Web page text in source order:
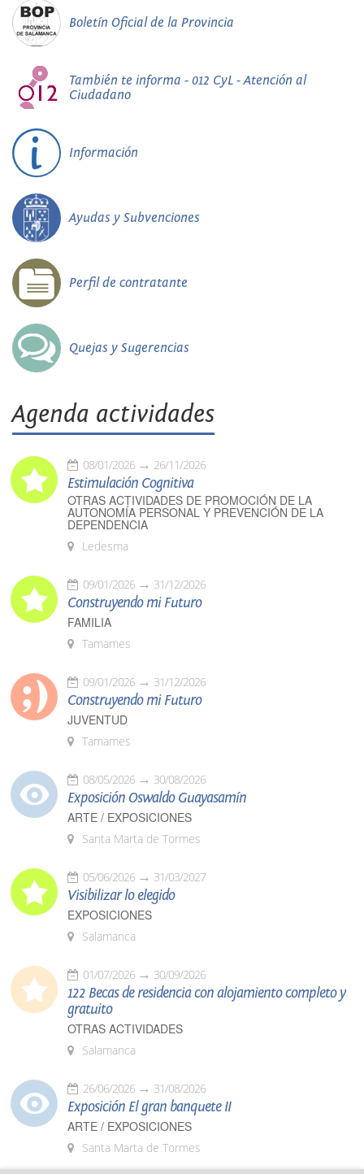
Boletín Oficial de la Provincia
También te informa - 012 CyL - Atención al
Ciudadano
Información
Ayudas y Subvenciones
Perfil de contratante
Quejas y Sugerencias
Agenda actividades
08/01/2026 26/11/2026
Estimulación Cognitiva
OTRAS ACTIVIDADES DE PROMOCIÓN DE LA
AUTONOMÍA PERSONAL Y PREVENCIÓN DE LA
DEPENDENCIA
Ledesma
09/01/2026 31/12/2026
Construyendo mi Futuro
FAMILIA
Tamames
09/01/2026 31/12/2026
Construyendo mi Futuro
JUVENTUD
Tamames
08/05/2026 30/08/2026
Exposición Oswaldo Guayasamín
ARTE / EXPOSICIONES
Santa Marta de Tormes
05/06/2026 31/03/2027
Visibilizar lo elegido
EXPOSICIONES
Salamanca
01/07/2026 30/09/2026
122 Becas de residencia con alojamiento completo y
gratuito
OTRAS ACTIVIDADES
Salamanca
26/06/2026 31/08/2026
Exposición El gran banquete II
ARTE / EXPOSICIONES
Santa Marta de Tormes